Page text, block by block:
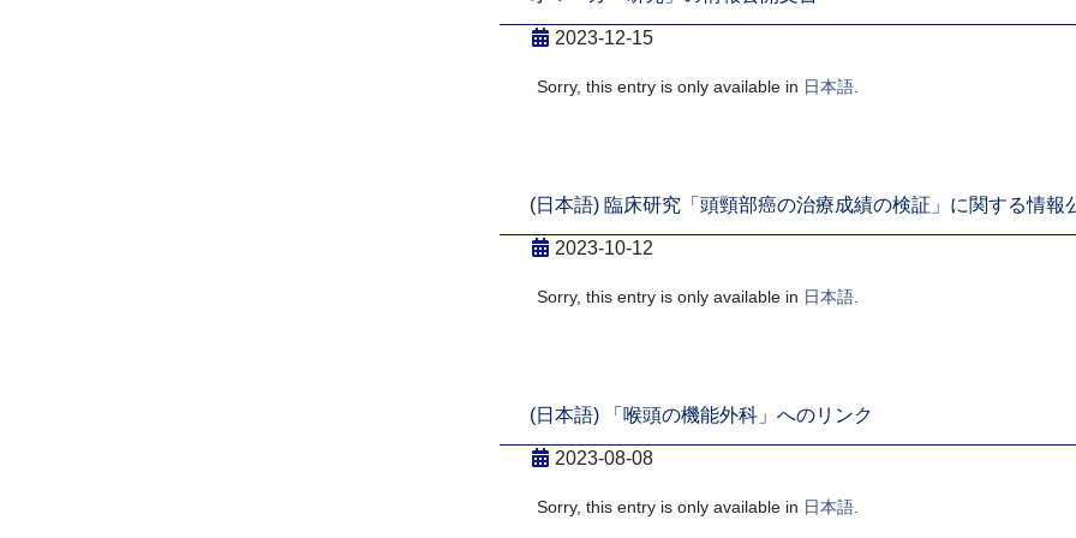
2023-12-15
Sorry, this entry is only available in 日本語.
(日本語) 臨床研究「頭頸部癌の治療成績の検証」に関する情報
2023-10-12
Sorry, this entry is only available in 日本語.
(日本語) 「喉頭の機能外科」へのリンク
2023-08-08
Sorry, this entry is only available in 日本語.